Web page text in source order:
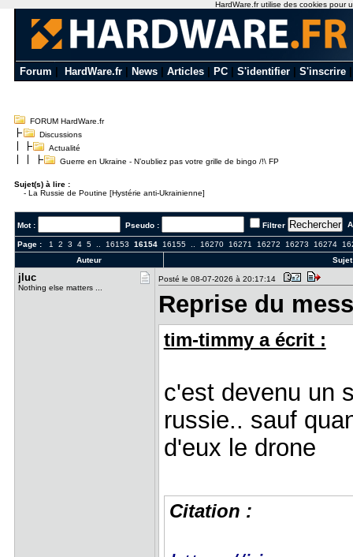
Forum HardWare.fr News Articles PC S'identifier S'inscrire
FORUM HardWare.fr
Discussions
Actualité
Guerre en Ukraine - N’oubliez pas votre grille de bingo /!\ FP
Sujet(s) à lire :
- La Russie de Poutine [Hystérie anti-Ukrainienne]
Mot : Pseudo : Filtrer
Page : 1 2 3 4 5.. 16153 16154 16155.. 16270 16271 16272 16273 16274
Auteur
jluc
Nothing else matters ...
Posté le 08-07-2026 à 20:17:14
Reprise du
tim-timmy a écrit :
c'est devenu un
russie.. sauf
d'eux le drone
Citation :
HardWare.fr utilise des cookies pour